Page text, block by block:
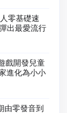
零基礎速
出最愛流行
戲開發兒童
進化為小小
由零發音到